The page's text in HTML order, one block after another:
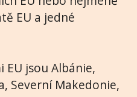
EU a jedné
EU jsou Albánie,
Severní Makedonie,